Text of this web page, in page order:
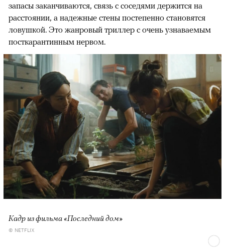
запасы заканчиваются, связь с соседями держится на
расстоянии, а надежные стены постепенно становятся
ловушкой. Это жанровый триллер с очень узнаваемым
посткарантинным нервом.
Кадр из фильма «Последний дом»
© NETFLIX